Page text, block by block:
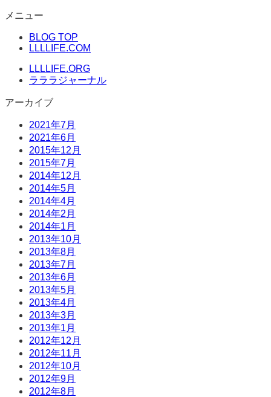
コ
キ
メニュー
BLOG TOP
LLLLIFE.COM
LLLLIFE.ORG
ラララジャーナル
アーカイブ
2021年7月
2021年6月
2015年12月
2015年7月
2014年12月
2014年5月
2014年4月
2014年2月
2014年1月
2013年10月
2013年8月
2013年7月
2013年6月
2013年5月
2013年4月
2013年3月
2013年1月
2012年12月
2012年11月
2012年10月
2012年9月
2012年8月